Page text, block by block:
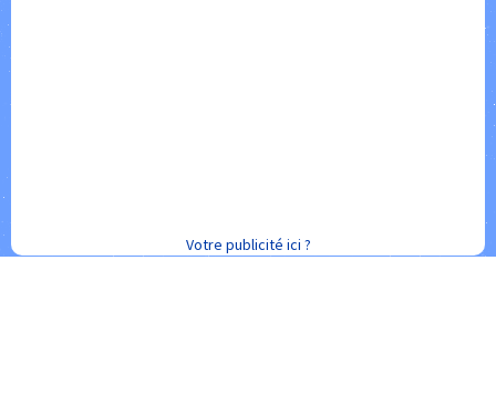
Votre publicité ici ?